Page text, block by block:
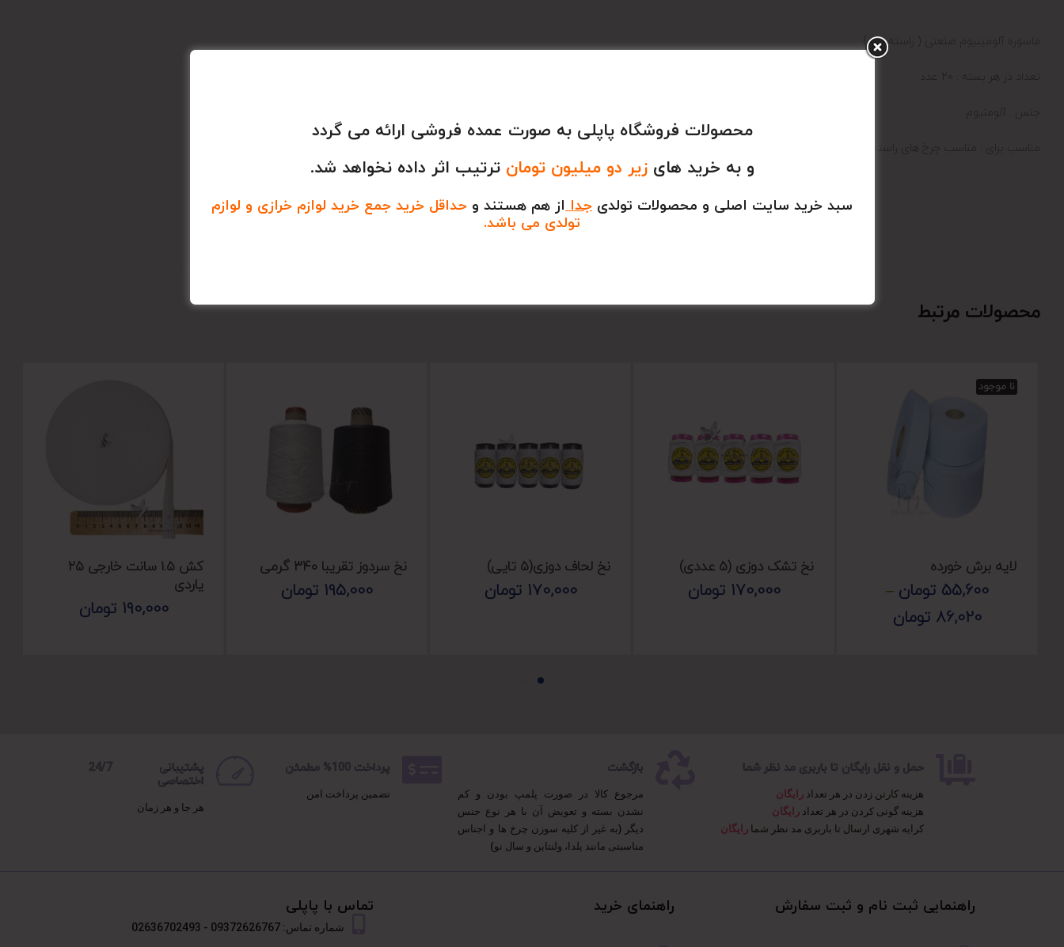
ماسوره آلومینیوم صنعتی ( راسته دوز )
تعداد در هر بسته : 20 عدد
جنس : آلومنیوم
مناسب برای : مناسب چرخ های راسته دوز صنعتی
محصولات مرتبط
نا موجود
لایه برش خورده
55,600 تومان –
86,020 تومان
نخ تشک دوزی (۵ عددی)
170,000 تومان
نخ لحاف دوزی(۵ تایی)
170,000 تومان
نخ سردوز تقریبا ۳۴۰ گرمی
195,000 تومان
کش ۱.۵ سانت خارجی ۲۵
یاردی
190,000 تومان
حمل و نقل رایگان تا باربری مد نظر شما
هزینه کارتن زدن در هر تعداد رایگان
هزینه گونی کردن در هر تعداد رایگان
کرایه شهری ارسال تا باربری مد نظر شما رایگان
بازگشت
مرجوع کالا در صورت پلمپ بودن و کم
نشدن بسته و تعویض آن با هر نوع جنس
دیگر (به غیر از کلیه سوزن چرخ ها و اجناس
مناسبتی مانند یلدا، ولنتاین و سال نو)
پرداخت 100% مطمئن
تضمین پرداخت امن
پشتیبانی 24/7
اختصاصی
هر جا و هر زمان
راهنمایی ثبت نام و ثبت سفارش​ راهنمای خرید تماس با پاپلی
شماره تماس: 09372626767 - 02636702493
محصولات فروشگاه پاپلی به صورت عمده فروشی ارائه می گردد
و به خرید هایزیر دو میلیون تومان ترتیب اثر داده نخواهد شد.
سبد خرید سایت اصلی و محصولات تولدی جدا از هم هستند و حداقل خرید جمع خرید لوازم خرازی و لوازم
تولدی می باشد.